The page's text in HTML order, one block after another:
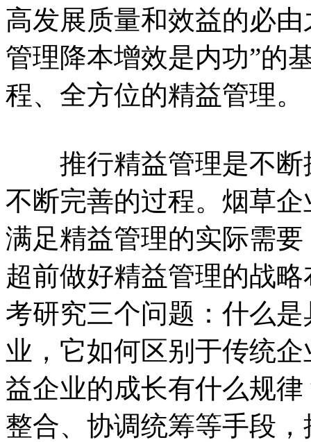
高发展质量和效益的必
管理降本增效是内功”的
程、全方位的精益管理。
推行精益管理是不断
不断完善的过程。烟草
满足精益管理的实际需
超前做好精益管理的战
考研究三个问题：什么
业，它如何区别于传统
益企业的成长有什么规
整合、协调统筹等手段